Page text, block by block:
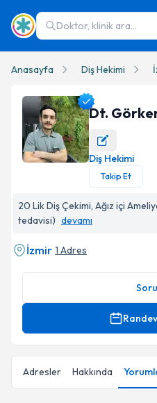
Doktor, klinik ara...
Anasayfa Diş Hekimi
Dt. Görkem Kemal Osmay
Dt.
Diş Hekimi
Takip Et
20 Lik Diş Çekimi, Ağız içi
tedavisi) devamı
İzmir 1 Adres
Adresler Hakkında